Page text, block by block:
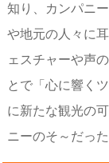
知り、カンパニ
や地元の人々に
ェスチャーや声
とで「心に響く
に新たな観光の
ニーのそ～だっ